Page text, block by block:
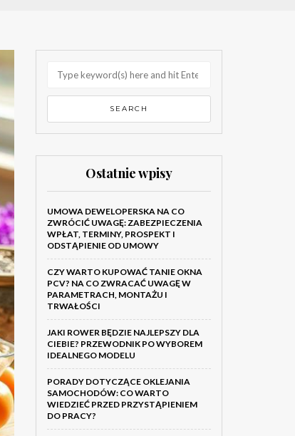
Ostatnie wpisy
UMOWA DEWELOPERSKA NA CO
ZWRÓCIĆ UWAGĘ: ZABEZPIECZENIA
WPŁAT, TERMINY, PROSPEKT I
ODSTĄPIENIE OD UMOWY
CZY WARTO KUPOWAĆ TANIE OKNA
PCV? NA CO ZWRACAĆ UWAGĘ W
PARAMETRACH, MONTAŻU I
TRWAŁOŚCI
JAKI ROWER BĘDZIE NAJLEPSZY DLA
CIEBIE? PRZEWODNIK PO WYBOREM
IDEALNEGO MODELU
PORADY DOTYCZĄCE OKLEJANIA
SAMOCHODÓW: CO WARTO
WIEDZIEĆ PRZED PRZYSTĄPIENIEM
DO PRACY?